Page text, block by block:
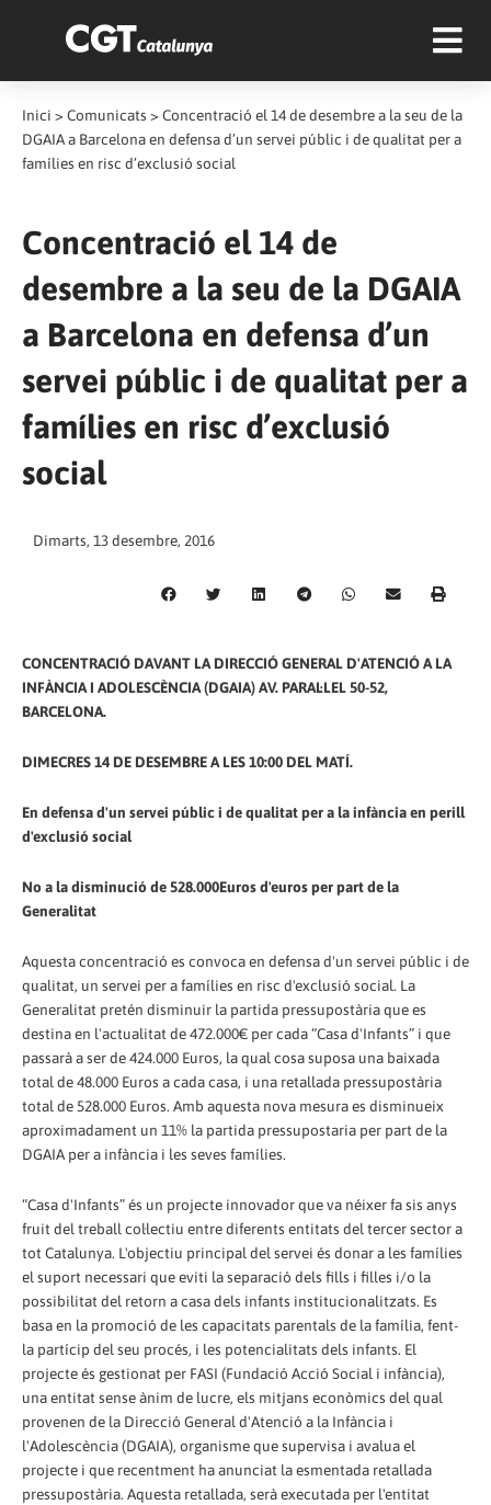
Inici > Comunicats > Concentració el 14 de desembre a la seu de la
DGAIA a Barcelona en defensa d’un servei públic i de qualitat per a
famílies en risc d’exclusió social
Concentració el 14 de
desembre a la seu de la DGAIA
a Barcelona en defensa d’un
servei públic i de qualitat per a
famílies en risc d’exclusió
social
Dimarts, 13 desembre, 2016
CONCENTRACIÓ DAVANT LA DIRECCIÓ GENERAL D'ATENCIÓ A LA
INFÀNCIA I ADOLESCÈNCIA (DGAIA) AV. PARAL·LEL 50-52,
BARCELONA.
DIMECRES 14 DE DESEMBRE A LES 10:00 DEL MATÍ.
En defensa d'un servei públic i de qualitat per a la infància en perill
d'exclusió social
No a la disminució de 528.000Euros d'euros per part de la
Generalitat
Aquesta concentració es convoca en defensa d'un servei públic i de
qualitat, un servei per a famílies en risc d'exclusió social. La
Generalitat pretén disminuir la partida pressupostària que es
destina en l'actualitat de 472.000€ per cada “Casa d'Infants” i que
passarà a ser de 424.000 Euros, la qual cosa suposa una baixada
total de 48.000 Euros a cada casa, i una retallada pressupostària
total de 528.000 Euros. Amb aquesta nova mesura es disminueix
aproximadament un 11% la partida pressupostaria per part de la
DGAIA per a infància i les seves famílies.
“Casa d'Infants” és un projecte innovador que va néixer fa sis anys
fruit del treball col·lectiu entre diferents entitats del tercer sector a
tot Catalunya. L'objectiu principal del servei és donar a les famílies
el suport necessari que eviti la separació dels fills i filles i/o la
possibilitat del retorn a casa dels infants institucionalitzats. Es
basa en la promoció de les capacitats parentals de la família, fent-
la partícip del seu procés, i les potencialitats dels infants. El
projecte és gestionat per FASI (Fundació Acció Social i infància),
una entitat sense ànim de lucre, els mitjans econòmics del qual
provenen de la Direcció General d'Atenció a la Infància i
l'Adolescència (DGAIA), organisme que supervisa i avalua el
projecte i que recentment ha anunciat la esmentada retallada
pressupostària. Aquesta retallada, serà executada per l'entitat